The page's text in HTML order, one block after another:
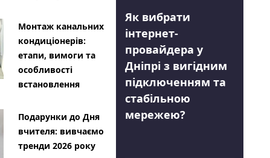
Монтаж канальних
кондиціонерів:
етапи, вимоги та
особливості
встановлення
Подарунки до Дня
вчителя: вивчаємо
тренди 2026 року
Як вибрати
інтернет-
провайдера у
Дніпрі з вигідним
підключенням та
стабільною
мережею?